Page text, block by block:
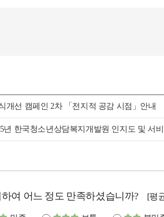
개선 캠페인 2차 「전지적 공감 시점」안내
년 한국청소년상담복지개발원 인지도 및 서
여 어느 정도 만족하셨습니까? [평